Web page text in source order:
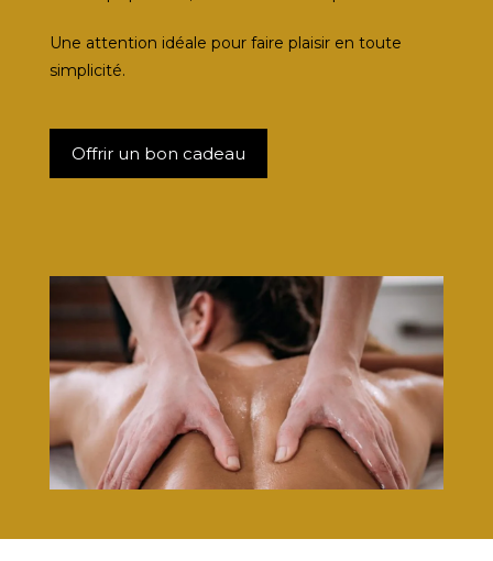
Une attention idéale pour faire plaisir en toute
simplicité.
Offrir un bon cadeau